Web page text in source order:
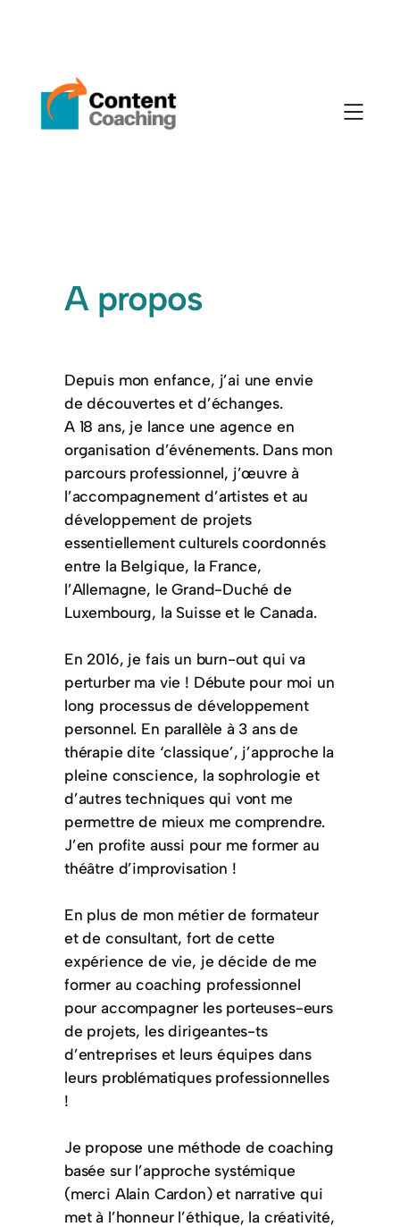
A propos
Depuis mon enfance, j’ai une envie
de découvertes et d’échanges.
A 18 ans, je lance une agence en
organisation d’événements. Dans mon
parcours professionnel, j’œuvre à
l’accompagnement d’artistes et au
développement de projets
essentiellement culturels coordonnés
entre la Belgique, la France,
l’Allemagne, le Grand-Duché de
Luxembourg, la Suisse et le Canada.
En 2016, je fais un burn-out qui va
perturber ma vie ! Débute pour moi un
long processus de développement
personnel. En parallèle à 3 ans de
thérapie dite ‘classique’, j’approche la
pleine conscience, la sophrologie et
d’autres techniques qui vont me
permettre de mieux me comprendre.
J’en profite aussi pour me former au
théâtre d’improvisation !
En plus de mon métier de formateur
et de consultant, fort de cette
expérience de vie, je décide de me
former au coaching professionnel
pour accompagner les porteuses-eurs
de projets, les dirigeantes-ts
d’entreprises et leurs équipes dans
leurs problématiques professionnelles
!
Je propose une méthode de coaching
basée sur l’approche systémique
(merci Alain Cardon) et narrative qui
met à l’honneur l’éthique, la créativité,